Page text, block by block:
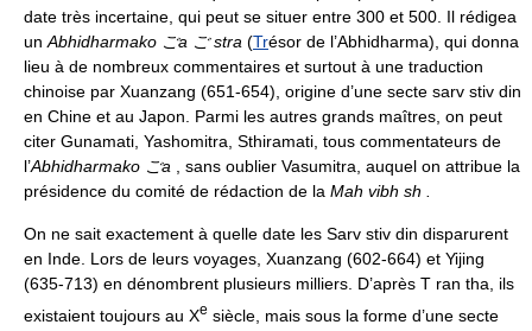
date très incertaine, qui peut se situer entre 300 et 500. Il rédigea
un Abhidharmako ごa ご stra (Trésor de l’Abhidharma), qui donna
lieu à de nombreux commentaires et surtout à une traduction
chinoise par Xuanzang (651-654), origine d’une secte sarv stiv din
en Chine et au Japon. Parmi les autres grands maîtres, on peut
citer Gunamati, Yashomitra, Sthiramati, tous commentateurs de
l’Abhidharmako ごa , sans oublier Vasumitra, auquel on attribue la
présidence du comité de rédaction de la Mah vibh sh .
On ne sait exactement à quelle date les Sarv stiv din disparurent
en Inde. Lors de leurs voyages, Xuanzang (602-664) et Yijing
(635-713) en dénombrent plusieurs milliers. D’après T ran tha, ils
existaient toujours au Xe siècle, mais sous la forme d’une secte